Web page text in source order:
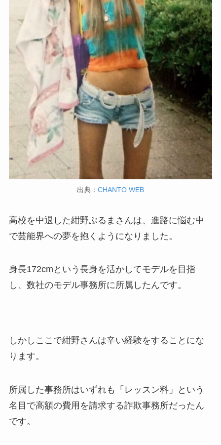
出典： CHANTO WEB
高校を中退した紺野ぶるまさんは、進路に悩む中
で芸能界への夢を抱くようになりました。
身長172cmという長身を活かしてモデルを目指
し、数社のモデル事務所に所属したんです。
しかしここで紺野さんは辛い経験をすることにな
ります。
所属した事務所はいずれも「レッスン料」という
名目で高額の費用を請求する詐欺事務所だったん
です。